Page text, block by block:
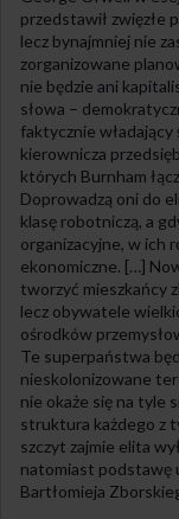
przedstawił zwięzłe
lecz bynajmniej nie
zorganizowane
nie będzie ani
słowa –
faktycznie
kierownicza
których Burnham
Doprowadzą oni do
klasę robotniczą, a
organizacyjne, w ich
ekonomiczne. […]
tworzyć mieszkańcy
lecz obywatele
ośrodków
Te superpaństwa
nieskolonizowane
nie okaże się na tyle
struktura każdego z
szczyt zajmie elita
natomiast podstawę
Bartłomieja